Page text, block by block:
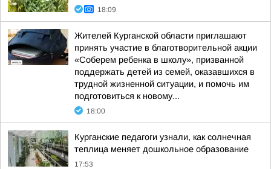
18:09
Жителей Курганской области приглашают
принять участие в благотворительной акции
«Соберем ребенка в школу», призванной
поддержать детей из семей, оказавшихся в
трудной жизненной ситуации, и помочь им
подготовиться к новому...
18:00
Курганские педагоги узнали, как солнечная
теплица меняет дошкольное образование
17:53